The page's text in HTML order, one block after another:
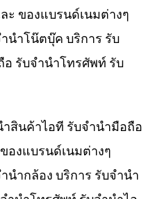
ะ ของแบรนด์เนมต่างๆ
นำโน๊ตบุ๊ค บริการ รับ
รับจำนำโทรศัพท์ รับ
สินค้าไอที รับจำนำมือถือ
องแบรนด์เนมต่างๆ
นำกล้อง บริการ รับจำนำ